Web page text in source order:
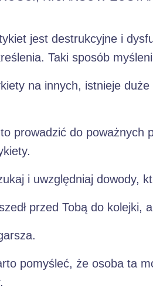
jest destrukcyjne i
Taki sposób
na innych, istnieje
prowadzić do poważnych
i uwzględniaj dowody,
przed Tobą do
pomyśleć, że osoba ta